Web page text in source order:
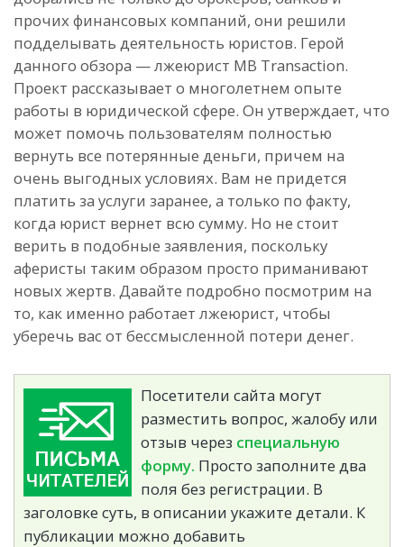
прочих финансовых компаний, они решили
подделывать деятельность юристов. Герой
данного обзора — лжеюрист MB Transaction.
Проект рассказывает о многолетнем опыте
работы в юридической сфере. Он утверждает, что
может помочь пользователям полностью
вернуть все потерянные деньги, причем на
очень выгодных условиях. Вам не придется
платить за услуги заранее, а только по факту,
когда юрист вернет всю сумму. Но не стоит
верить в подобные заявления, поскольку
аферисты таким образом просто приманивают
новых жертв. Давайте подробно посмотрим на
то, как именно работает лжеюрист, чтобы
уберечь вас от бессмысленной потери денег.
Посетители сайта могут
разместить вопрос, жалобу или
отзыв через специальную
форму. Просто заполните два
поля без регистрации. В
заголовке суть, в описании укажите детали. К
публикации можно добавить